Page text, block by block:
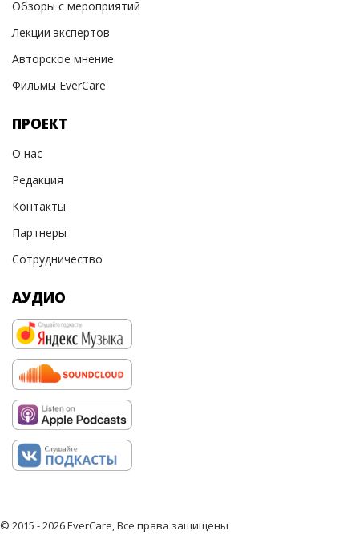
Обзоры с мероприятий
Лекции экспертов
Авторское мнение
Фильмы EverCare
ПРОЕКТ
О нас
Редакция
Контакты
Партнеры
Сотрудничество
АУДИО
© 2015 - 2026 EverCare, Все права защищены